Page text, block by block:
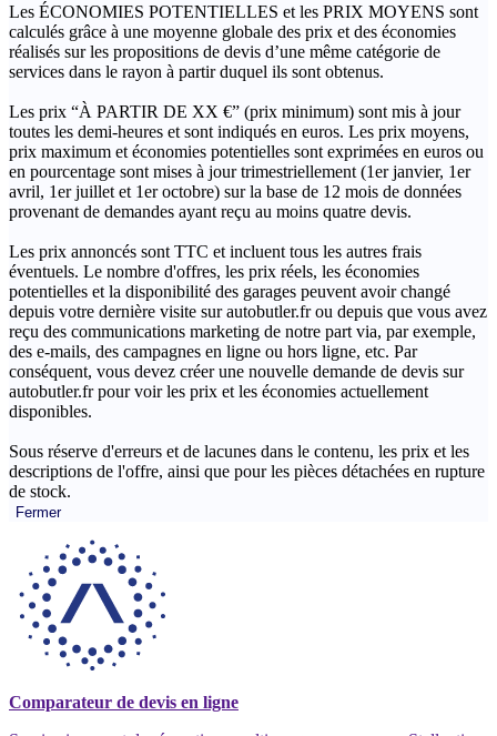
Les ÉCONOMIES POTENTIELLES et les PRIX MOYENS sont
calculés grâce à une moyenne globale des prix et des économies
réalisés sur les propositions de devis d’une même catégorie de
services dans le rayon à partir duquel ils sont obtenus.
Les prix “À PARTIR DE XX €” (prix minimum) sont mis à jour
toutes les demi-heures et sont indiqués en euros. Les prix moyens,
prix maximum et économies potentielles sont exprimées en euros ou
en pourcentage sont mises à jour trimestriellement (1er janvier, 1er
avril, 1er juillet et 1er octobre) sur la base de 12 mois de données
provenant de demandes ayant reçu au moins quatre devis.
Les prix annoncés sont TTC et incluent tous les autres frais
éventuels. Le nombre d'offres, les prix réels, les économies
potentielles et la disponibilité des garages peuvent avoir changé
depuis votre dernière visite sur autobutler.fr ou depuis que vous avez
reçu des communications marketing de notre part via, par exemple,
des e-mails, des campagnes en ligne ou hors ligne, etc. Par
conséquent, vous devez créer une nouvelle demande de devis sur
autobutler.fr pour voir les prix et les économies actuellement
disponibles.
Sous réserve d'erreurs et de lacunes dans le contenu, les prix et les
descriptions de l'offre, ainsi que pour les pièces détachées en rupture
de stock.
Fermer
Comparateur de devis en ligne